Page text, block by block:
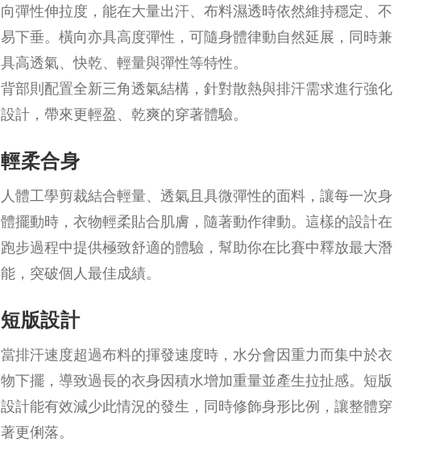
向彈性伸拉度，能在大量出汗、布料濕透時依然維持穩定、不
易下垂。橫向亦具高度彈性，可隨身體律動自然延展，同時兼
具高透氣、快乾、輕量與彈性等特性。
背部則配置全新三角透氣結構，針對散熱與排汗需求進行強化
設計，帶來更輕盈、乾爽的穿著體驗。
輕柔合身
人體工學剪裁結合輕量、透氣且具微彈性的面料，讓每一次身
體擺動時，衣物輕柔貼合肌膚，隨著動作律動。這樣的設計在
跑步過程中提供極致舒適的體驗，幫助你在比賽中釋放最大潛
能，突破個人最佳成績。
短版設計
當排汗速度超過布料的揮發速度時，水分會因重力而集中於衣
物下擺，導致過長的衣身因積水增加重量並產生拉扯感。短版
設計能有效減少此情況的發生，同時修飾身形比例，讓整體穿
著更俐落。